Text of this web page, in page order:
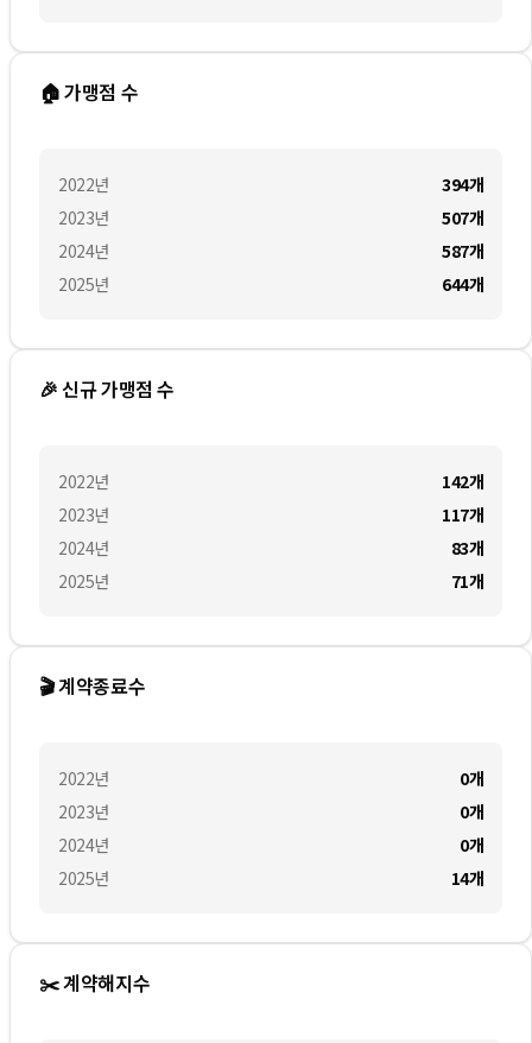
🏠 가맹점 수
2022년
2023년
2024년
2025년
394개
507개
587개
644개
🎉 신규 가맹점 수
2022년
2023년
2024년
2025년
142개
117개
83개
71개
🎬 계약종료수
2022년
2023년
2024년
2025년
0개
0개
0개
14개
✂️ 계약해지수